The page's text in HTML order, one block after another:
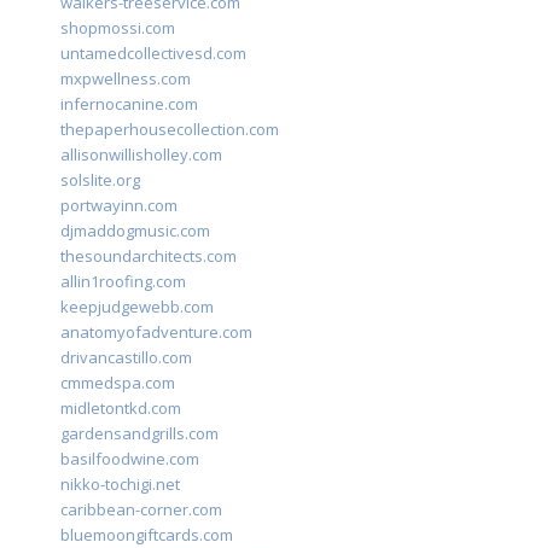
shopmossi.com
untamedcollectivesd.com
mxpwellness.com
infernocanine.com
thepaperhousecollection.com
allisonwillisholley.com
solslite.org
portwayinn.com
djmaddogmusic.com
thesoundarchitects.com
allin1roofing.com
keepjudgewebb.com
anatomyofadventure.com
drivancastillo.com
cmmedspa.com
midletontkd.com
gardensandgrills.com
basilfoodwine.com
nikko-tochigi.net
caribbean-corner.com
bluemoongiftcards.com